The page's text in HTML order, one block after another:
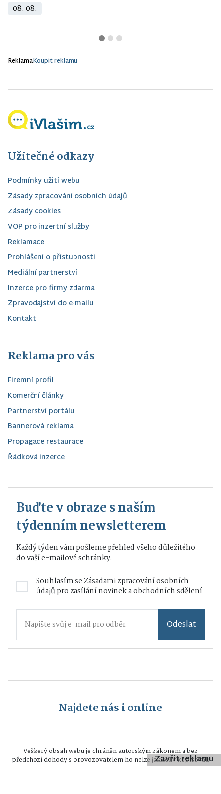
08. 08.
ReklamaKoupit reklamu
Užitečné odkazy
Podmínky užití webu
Zásady zpracování osobních údajů
Zásady cookies
VOP pro inzertní služby
Reklamace
Prohlášení o přístupnosti
Mediální partnerství
Inzerce pro firmy zdarma
Zpravodajství do e-mailu
Kontakt
Reklama pro vás
Firemní profil
Komerční články
Partnerství portálu
Bannerová reklama
Propagace restaurace
Řádková inzerce
Buďte v obraze s naším
týdenním newsletterem
Každý týden vám pošleme přehled všeho důležitého
do vaší e-mailové schránky.
Souhlasím seZásadami zpracování osobních
údajůpro zasílání novinek a obchodních sdělení
Odeslat
Najdete nás i online
Veškerý obsah webu je chráněn autorským zákonem a bez
předchozí dohody s provozovatelem ho nelze jakkoliv kopírovat.
Zavřít reklamu